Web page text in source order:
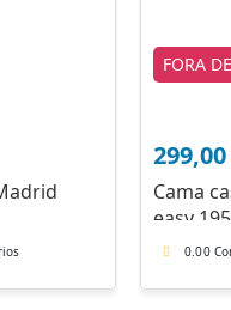
FORA
299,00
Cama
easy
0.00